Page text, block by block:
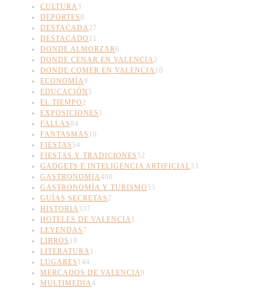
CULTURA 3
DEPORTES8
DESTACADA 27
DESTACADO 11
DONDE ALMORZAR6
DONDE CENAR EN VALENCIA 2
DONDE COMER EN VALENCIA 10
ECONOMÍA9
EDUCACIÓN 5
EL TIEMPO 2
EXPOSICIONES 1
FALLAS84
FANTASMAS 10
FIESTAS 54
FIESTAS Y TRADICIONES 52
GADGETS E INTELIGENCIA ARTIFICIAL33
GASTRONOMIA400
GASTRONOMÍA Y TURISMO 53
GUÍAS SECRETAS 2
HISTORIA 337
HOTELES DE VALENCIA 1
LEYENDAS 7
LIBROS 10
LITERATURA 1
LUGARES 144
MERCADOS DE VALENCIA9
MULTIMEDIA4